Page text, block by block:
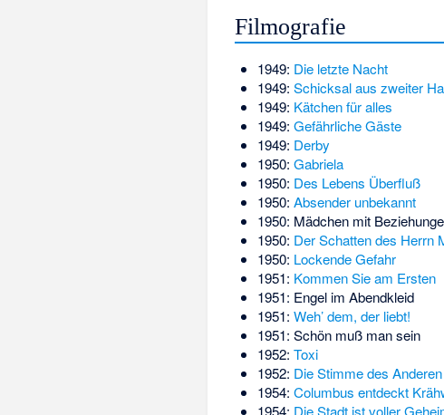
Filmografie
1949: Die letzte Nacht
1949: Schicksal aus zweiter
1949: Kätchen für alles
1949: Gefährliche Gäste
1949: Derby
1950: Gabriela
1950: Des Lebens Überfluß
1950: Absender unbekannt
1950: Mädchen mit
1950: Der Schatten des Herrn
1950: Lockende Gefahr
1951: Kommen Sie am Ersten
1951: Engel im Abendkleid
1951: Weh’ dem, der liebt!
1951: Schön muß man sein
1952: Toxi
1952: Die Stimme des Anderen
1954: Columbus entdeckt
1954: Die Stadt ist voller